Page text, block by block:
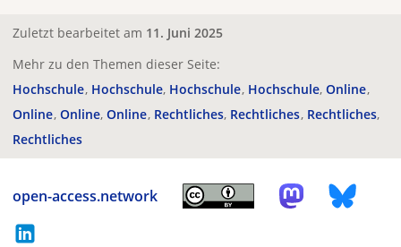
Zuletzt bearbeitet am 11. Juni 2025
Mehr zu den Themen dieser Seite:
Hochschule Hochschule Hochschule Hochschule Online
Online Online Online Rechtliches Rechtliches Rechtliches
Rechtliches
open-access.network